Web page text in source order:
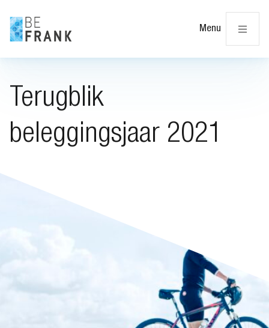
Menu
Terugblik
beleggingsjaar 2021